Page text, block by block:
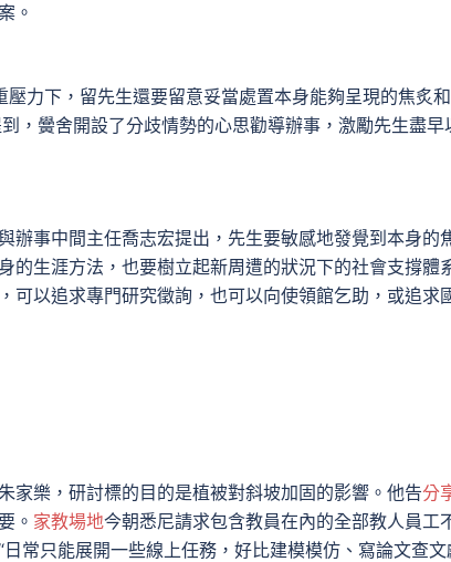
。
下，留先生還要留意妥當處置本身能夠呈現的焦炙
，黌舍開設了分歧情勢的心思勸導辦事，激勵先生盡早
事中間主任喬志宏提出，先生要敏感地發覺到本身的
生涯方法，也要樹立起新周遭的狀況下的社會支撐體
可以追求專門研究徵詢，也可以向使領館乞助，或追求
樂，研討標的目的是植被對斜坡加固的影響。他告分
。 家教場地今朝悉尼請求包含教員在內的全部教人員工
常只能展開一些線上任務，好比建模模仿、寫論文查文